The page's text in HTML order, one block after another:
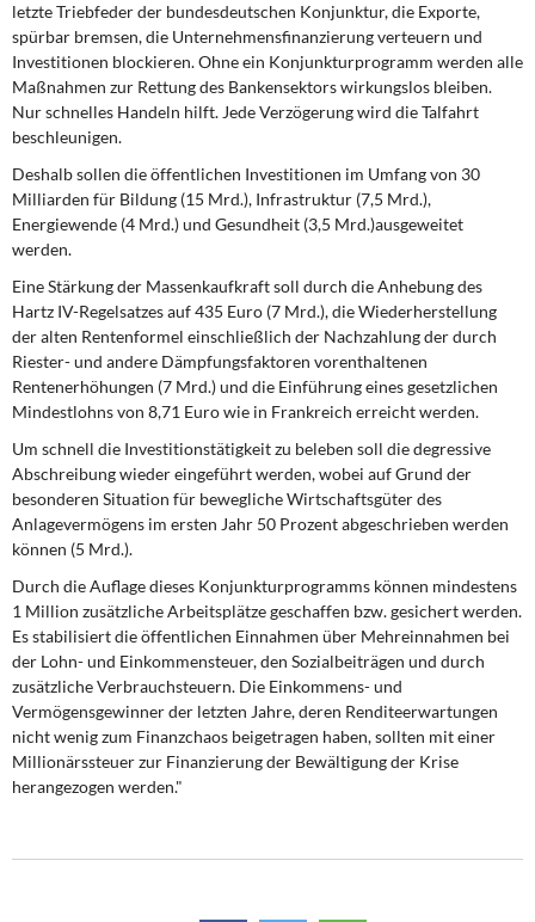
Institut Solidarische Moderne
Rosa-Luxemburg-Stiftung
Über mich
Kontakt
letzte Triebfeder der bundesdeutschen Konjunktur, die Exporte,
spürbar bremsen, die Unternehmensfinanzierung verteuern und
Investitionen blockieren. Ohne ein Konjunkturprogramm werden alle
Maßnahmen zur Rettung des Bankensektors wirkungslos bleiben.
Nur schnelles Handeln hilft. Jede Verzögerung wird die Talfahrt
beschleunigen.
Deshalb sollen die öffentlichen Investitionen im Umfang von 30
Milliarden für Bildung (15 Mrd.), Infrastruktur (7,5 Mrd.),
Energiewende (4 Mrd.) und Gesundheit (3,5 Mrd.)ausgeweitet
werden.
Eine Stärkung der Massenkaufkraft soll durch die Anhebung des
Hartz IV-Regelsatzes auf 435 Euro (7 Mrd.), die Wiederherstellung
der alten Rentenformel einschließlich der Nachzahlung der durch
Riester- und andere Dämpfungsfaktoren vorenthaltenen
Rentenerhöhungen (7 Mrd.) und die Einführung eines gesetzlichen
Mindestlohns von 8,71 Euro wie in Frankreich erreicht werden.
Um schnell die Investitionstätigkeit zu beleben soll die degressive
Abschreibung wieder eingeführt werden, wobei auf Grund der
besonderen Situation für bewegliche Wirtschaftsgüter des
Anlagevermögens im ersten Jahr 50 Prozent abgeschrieben werden
können (5 Mrd.).
Durch die Auflage dieses Konjunkturprogramms können mindestens
1 Million zusätzliche Arbeitsplätze geschaffen bzw. gesichert werden.
Es stabilisiert die öffentlichen Einnahmen über Mehreinnahmen bei
der Lohn- und Einkommensteuer, den Sozialbeiträgen und durch
zusätzliche Verbrauchsteuern. Die Einkommens- und
Vermögensgewinner der letzten Jahre, deren Renditeerwartungen
nicht wenig zum Finanzchaos beigetragen haben, sollten mit einer
Millionärssteuer zur Finanzierung der Bewältigung der Krise
herangezogen werden."